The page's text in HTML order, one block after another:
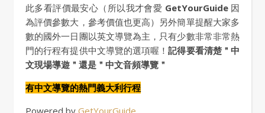
此多看評價最安心（所以我才會愛 GetYourGuide因
為評價參數大，參考價值也更高）另外簡單提醒大家多
數的國外一日團以英文導覽為主，只有少數非常非常熱
門的行程有提供中文導覽的選項喔！記得要看清楚＂中
文現場導遊＂還是＂中文音頻導覽＂
有中文導覽的熱門義大利行程
Powered by GetYourGuide